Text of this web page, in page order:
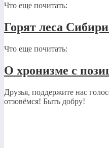
Что еще почитать:
Горят леса
Что еще почитать:
О хронизме с
Друзья, поддержите нас
отзовёмся! Быть добру!